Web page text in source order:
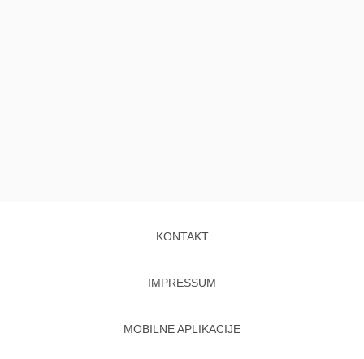
KONTAKT
IMPRESSUM
MOBILNE APLIKACIJE